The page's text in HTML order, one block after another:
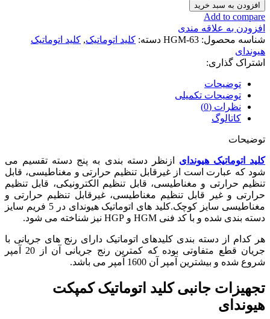
افزودن به سبد خرید
Add to compare
افزودن به علاقه مندی
شناسه محصول: HGM-63 دسته: کلید اتوماتیک, کلید اتوماتیک
هیوندای
اشتراک گذاری:
توضیحات
توضیحات تکمیلی
نظرات (0)
کاتالوگ
توضیحات
کلید اتوماتیک هیوندای ازنظر دسته بندی به پنج دسته تقسیم می
شود که عبارت است از غیرقابل تنظیم حرارتی و مغناطیسی، قابل
تنظیم حرارتی و مغناطیسی، قابل تنظیم الکترونیکی، قابل تنظیم
حرارتی و غیر قابل تنظیم مغناطیسی، غیرقابل تنظیم حرارتی و
مغناطیسی سایز کوچک.کلید های اتوماتیک هیوندای در 5 فریم سایز
دسته بندی شده و با کد فنی HGM و HGP نیز شناخته می شود.
هر کدام از دسته بندی کلیدهای اتوماتیک دارای رنج های جریانی با
جریان قطع متفاوتی بوده که کمترین رنج جریانی آن از 20 آمپر
شروع شده و بیشترین آمپر آن 1600 آمپر می باشد.
تجهیزات جانبی کلید اتوماتیک کمپکت
هیوندای